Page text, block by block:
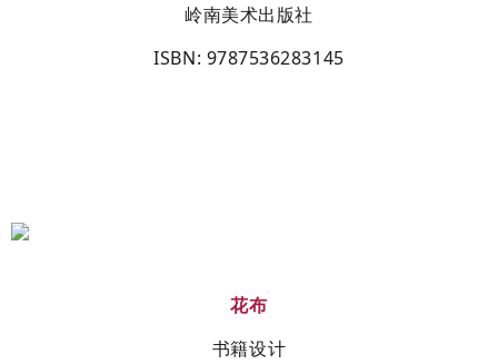
岭南美术出版社
ISBN: 9787536283145
花布
书籍设计